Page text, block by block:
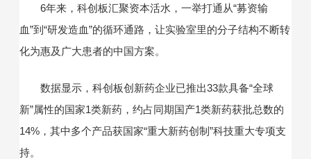
6年来，科创板汇聚资本活水，一举打通从“募资输
血”到“研发造血”的循环通路，让实验室里的分子结构不断转
化为惠及广大患者的中国方案。
数据显示，科创板创新药企业已推出33款具备“全球
新”属性的国家1类新药，约占同期国产1类新药获批总数的
14%，其中多个产品获国家“重大新药创制”科技重大专项支
持。